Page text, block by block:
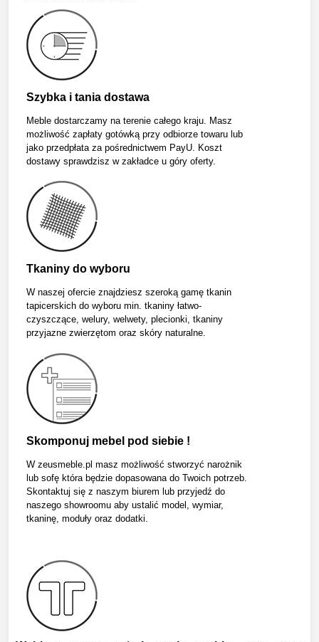
Szybka i tania dostawa
Meble dostarczamy na terenie całego kraju. Masz
możliwość zapłaty gotówką przy odbiorze towaru lub
jako przedpłata za pośrednictwem PayU. Koszt
dostawy sprawdzisz w zakładce u góry oferty.
Tkaniny do wyboru
W naszej ofercie znajdziesz szeroką gamę tkanin
tapicerskich do wyboru min. tkaniny łatwo-
czyszczące, welury, welwety, plecionki, tkaniny
przyjazne zwierzętom oraz skóry naturalne.
Skomponuj mebel pod siebie !
W zeusmeble.pl masz możliwość stworzyć narożnik
lub sofę która będzie dopasowana do Twoich potrzeb.
Skontaktuj się z naszym biurem lub przyjedź do
naszego showroomu aby ustalić model, wymiar,
tkaninę, moduły oraz dodatki.